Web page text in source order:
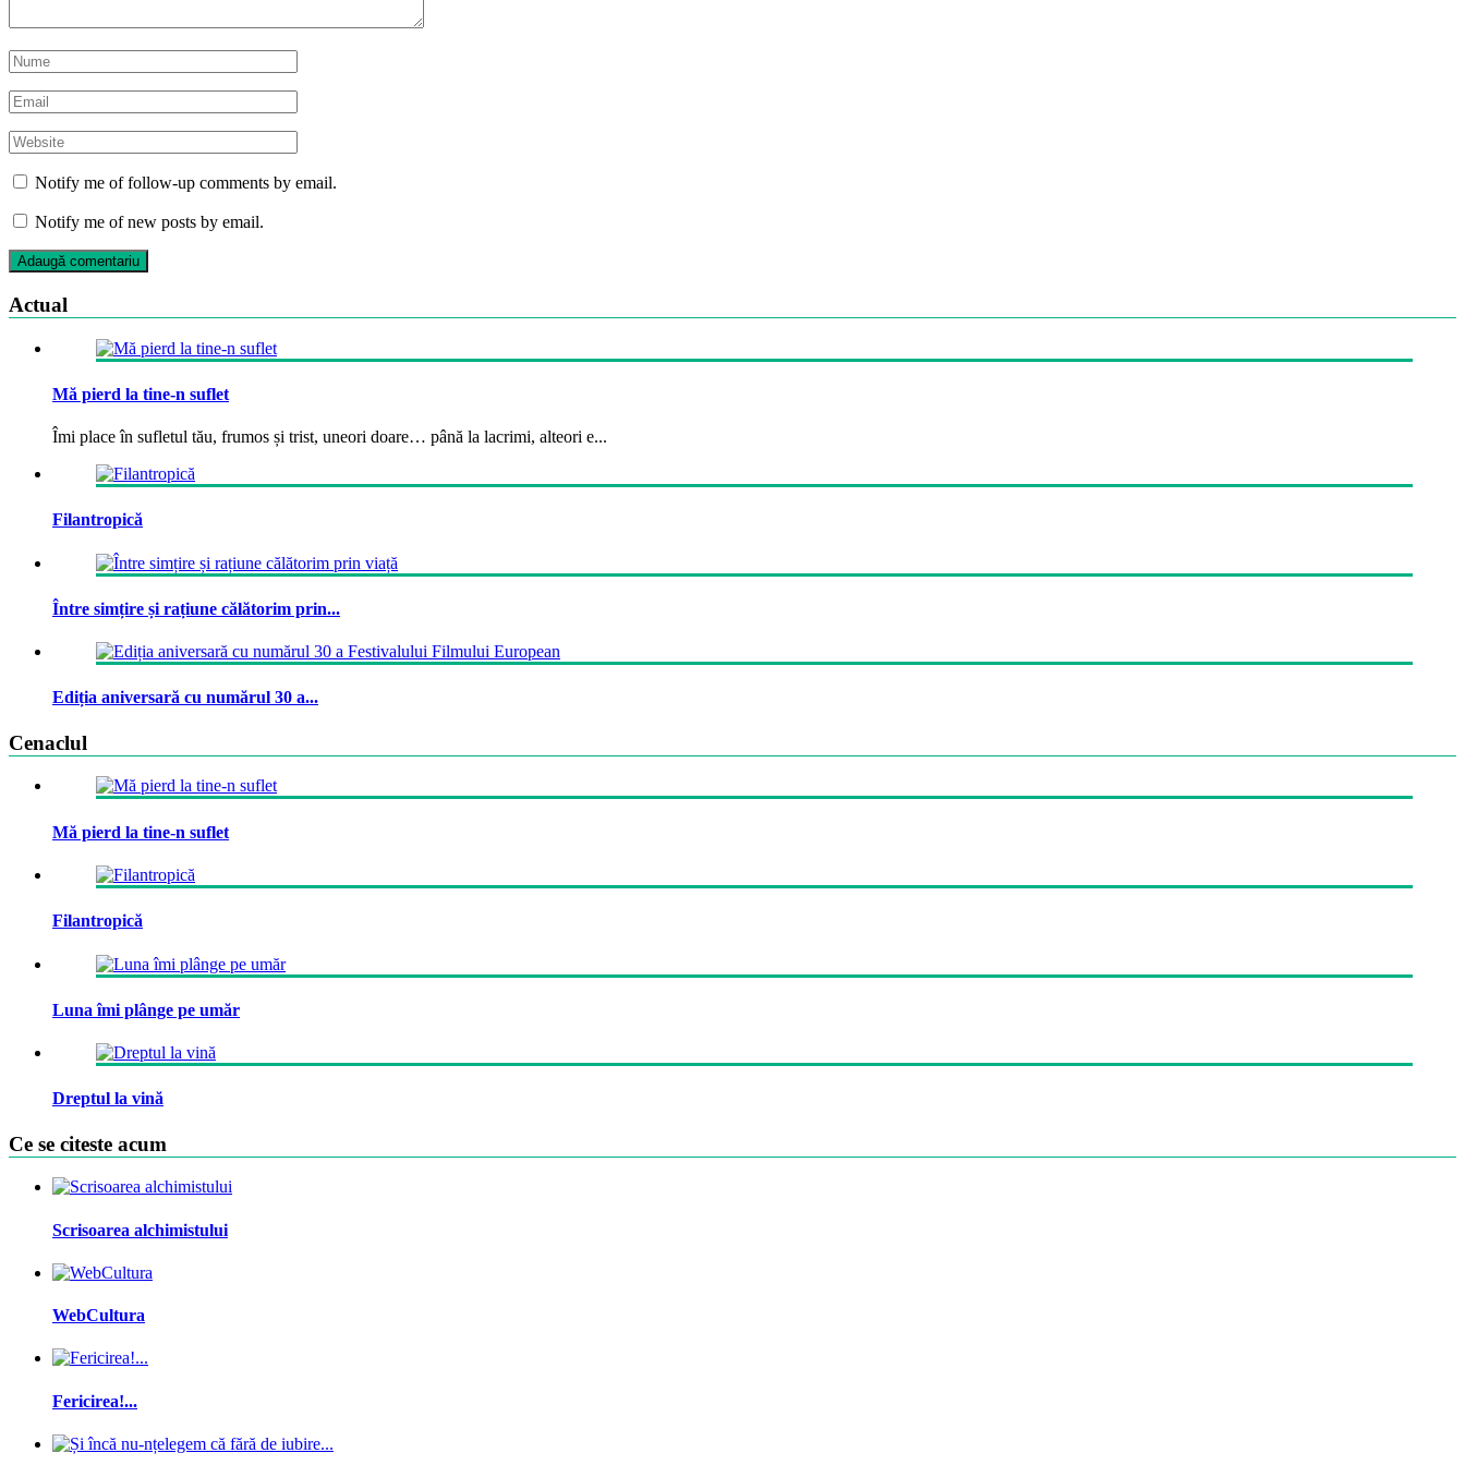
Notify me of follow-up comments by email.
Notify me of new posts by email.
Actual
Mă pierd la tine-n suflet
Îmi place în sufletul tău, frumos și trist, uneori doare… până la lacrimi, alteori e...
Filantropică
Între simțire și rațiune călătorim prin...
Ediția aniversară cu numărul 30 a...
Cenaclul
Mă pierd la tine-n suflet
Filantropică
Luna îmi plânge pe umăr
Dreptul la vină
Ce se citeste acum
Scrisoarea alchimistului
WebCultura
Fericirea!...